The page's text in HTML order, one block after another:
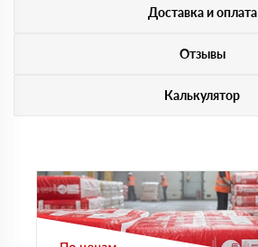
Доставка и оплата
Отзывы
Калькулятор